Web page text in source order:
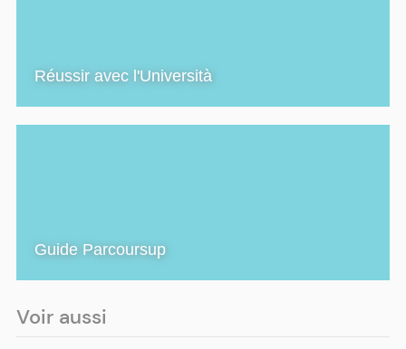
Réussir avec l'Università
Guide Parcoursup
Voir aussi